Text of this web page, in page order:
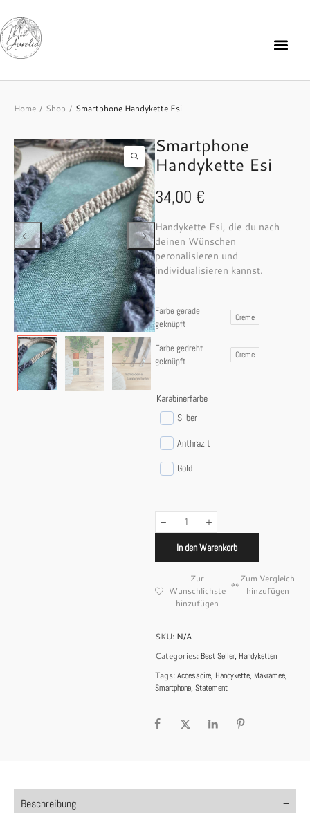
Home / Shop / Smartphone Handykette Esi
Smartphone
Handykette Esi
34,00 €
Handykette Esi, die du nach
deinen Wünschen
peronalisieren und
individualisieren kannst.
Farbe gerade
geknüpft
Creme
Farbe gedreht
geknüpft
Creme
Karabinerfarbe
Silber
Anthrazit
Gold
In den Warenkorb
Zur
Wunschlichste
hinzufügen
Zum Vergleich
hinzufügen
SKU: N/A
Categories: Best Seller, Handyketten
Tags:Accessoire, Handykette, Makramee,
Smartphone, Statement
Beschreibung